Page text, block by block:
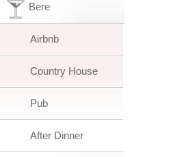
Bere
Airbnb
Country House
Pub
After Dinner